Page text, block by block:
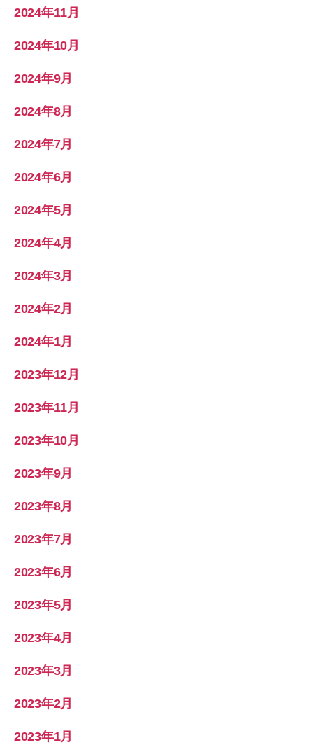
2024年11月
2024年10月
2024年9月
2024年8月
2024年7月
2024年6月
2024年5月
2024年4月
2024年3月
2024年2月
2024年1月
2023年12月
2023年11月
2023年10月
2023年9月
2023年8月
2023年7月
2023年6月
2023年5月
2023年4月
2023年3月
2023年2月
2023年1月